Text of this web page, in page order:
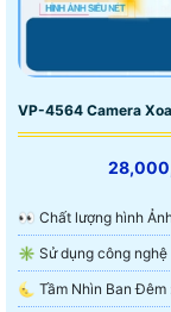
VP-4564 Camera
️👀 Chất lượng hình